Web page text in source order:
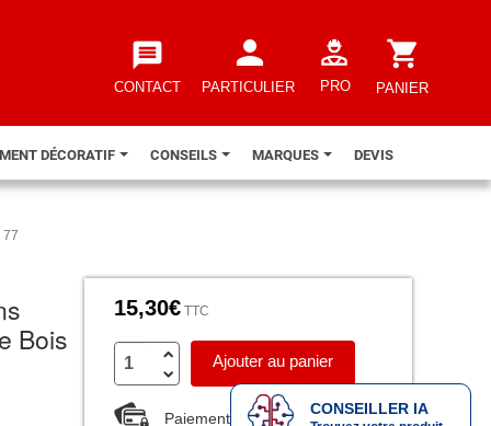
message
CONTACT
person
PARTICULIER PRO
shopping_cart
PANIER
DÉCORATIF CONSEILS MARQUES DEVIS
77
Bois
15,30€ TTC
Ajouter au panier
Paiement sécurisé
CONSEILLER IA